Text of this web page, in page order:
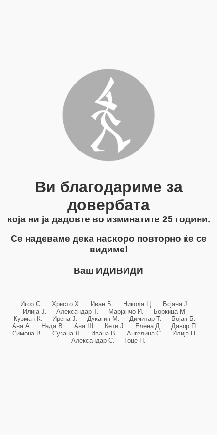
Ви благодариме за
довербата
која ни ја дадовте во изминатите 25 години.
Се надеваме дека наскоро повторно ќе се
видиме!
Ваш ИДИВИДИ
Игор С. Христо Х. Иван Б. Никола Ц. Бојана Ј.
Илија Ј. Александар Т. Марјанчо И. Боркица М.
Кузман К. Ирена Ј. Дукагин М. Димитар Т. Бојан Б.
Ана А. Нада В. Ана Ш. Кети Ј. Елена Д. Давор П.
Симона В. Сузана Л. Ивана В. Ангелина С. Илија Н.
Александар С. Гоце П.